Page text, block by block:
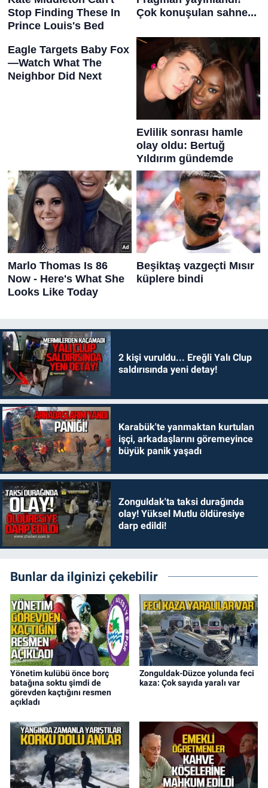
2 kişi vuruldu... Ereğli Yalı Clup
saldırısında yeni detay!
Karabük'te yanmaktan kurtulan
işçi, arkadaşlarını göremeyince
büyük panik yaşadı
Zonguldak'ta taksi durağında
olay! Yüksel Mutlu öldüresiye
darp edildi!
Bunlar da ilginizi çekebilir
Yönetim kulübü önce borç
batağına soktu şimdi de
görevden kaçtığını resmen
açıkladı
Zonguldak-Düzce yolunda feci
kaza: Çok sayıda yaralı var